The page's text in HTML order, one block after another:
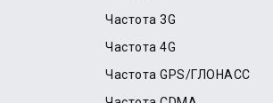
Частота 3G
Частота 4G
Частота GPS/ГЛОНАСС